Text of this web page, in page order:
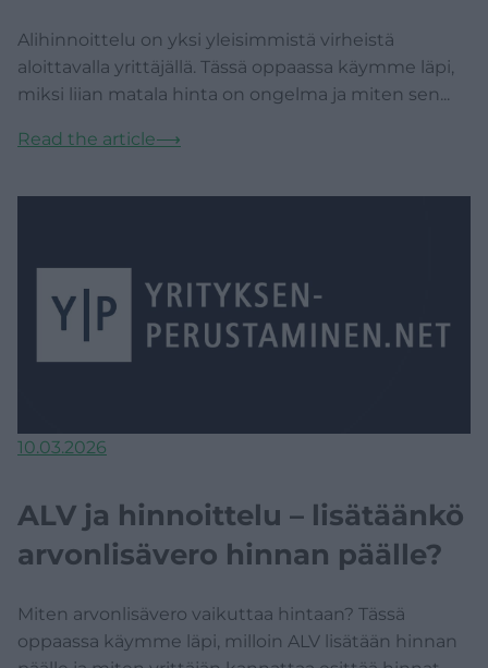
Alihinnoittelu on yksi yleisimmistä virheistä
aloittavalla yrittäjällä. Tässä oppaassa käymme läpi,
miksi liian matala hinta on ongelma ja miten sen...
Read the article⟶
10.03.2026
ALV ja hinnoittelu – lisätäänkö
arvonlisävero hinnan päälle?
Miten arvonlisävero vaikuttaa hintaan? Tässä
oppaassa käymme läpi, milloin ALV lisätään hinnan